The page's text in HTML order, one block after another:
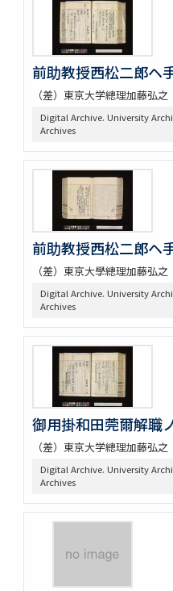
前助教授西松二郎ヘ
（差）東京大学總理加藤弘
Digital Archive. University
Archives
前助教授西松二郎ヘ
（差）東京大學總理加藤弘
Digital Archive. University
Archives
御用掛和田莞爾解職
（差）東京大学總理加藤弘
Digital Archive. University
Archives